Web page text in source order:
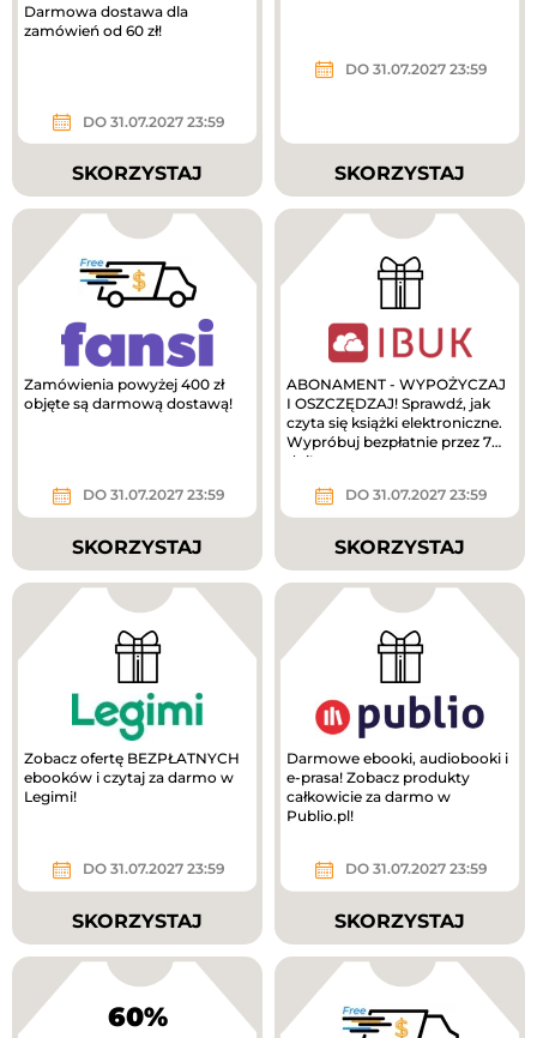
Darmowa dostawa dla
zamówień od 60 zł!
DO 31.07.2027 23:59
SKORZYSTAJ
DO 31.07.2027 23:59
SKORZYSTAJ
Zamówienia powyżej 400 zł
objęte są darmową dostawą!
DO 31.07.2027 23:59
SKORZYSTAJ
ABONAMENT - WYPOŻYCZAJ
I OSZCZĘDZAJ! Sprawdź, jak
czyta się książki elektroniczne.
Wypróbuj bezpłatnie przez 7
dni!
DO 31.07.2027 23:59
SKORZYSTAJ
Zobacz ofertę BEZPŁATNYCH
ebooków i czytaj za darmo w
Legimi!
DO 31.07.2027 23:59
SKORZYSTAJ
Darmowe ebooki, audiobooki i
e-prasa! Zobacz produkty
całkowicie za darmo w
Publio.pl!
DO 31.07.2027 23:59
SKORZYSTAJ
60%